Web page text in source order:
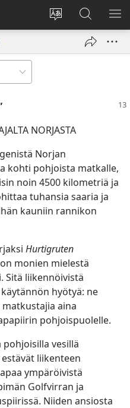
Vaihda
sivuston
Kirjaudu
(avaa
Hae
JW.ORG-
sivustolta
NORJASTA
Norjan
kohti pohjoista matkalle,
noin 4500 kilometriä ja
tuhansia saaria ja
kauniin rannikon
Hurtigruten
monien mielestä
Sitä liikennöivistä
hyötyä: ne
aina
pohjoispuolelle.
vesillä
liikenteen
ympäröivistä
Golfvirran ja
Niiden ansiosta